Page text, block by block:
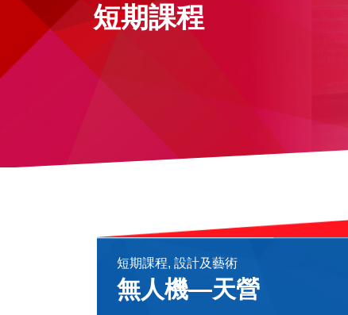
短期課程
短期課程, 設計及藝術
無人機—天營